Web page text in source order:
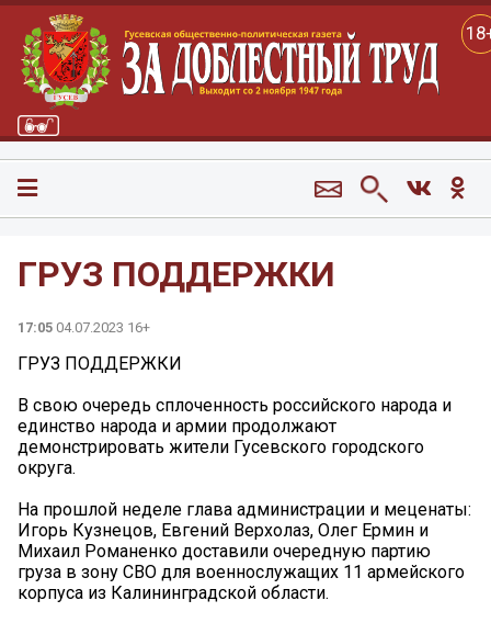
ГРУЗ ПОДДЕРЖКИ
17:05 04.07.2023 16+
ГРУЗ ПОДДЕРЖКИ
В свою очередь сплоченность российского народа и
единство народа и армии продолжают
демонстрировать жители Гусевского городского
округа.
На прошлой неделе глава администрации и меценаты:
Игорь Кузнецов, Евгений Верхолаз, Олег Ермин и
Михаил Романенко доставили очередную партию
груза в зону СВО для военнослужащих 11 армейского
корпуса из Калининградской области.